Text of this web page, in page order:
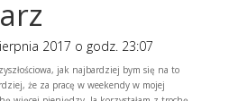
2017 o godz. 23:07
jak najbardziej bym się na to
że za pracę w weekendy w mojej